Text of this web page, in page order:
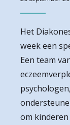
Het
week een
Een team
om kinderen